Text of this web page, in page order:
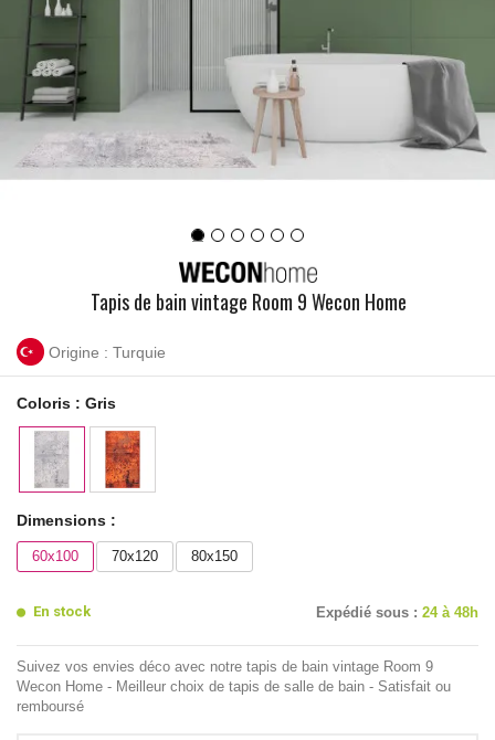
Tapis de bain vintage Room 9 Wecon Home
Origine : Turquie
Coloris : Gris
Dimensions :
60x100 70x120 80x150
En stock Expédié sous : 24 à 48h
Suivez vos envies déco avec notre tapis de bain vintage Room 9
Wecon Home - Meilleur choix de tapis de salle de bain - Satisfait ou
remboursé